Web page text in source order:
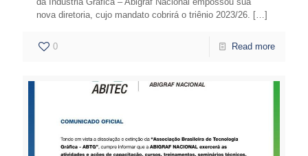
nova diretoria, cujo mandato cobrirá o triênio 2023/26.
[…]
0 Read more